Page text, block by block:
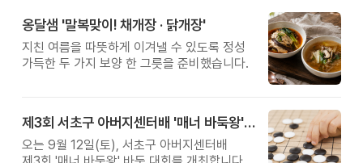
옹달샘 '말복맞이! 채개장 · 닭개장'
지친 여름을 따뜻하게 이겨낼 수 있도록 정성
가득한 두 가지 보양 한 그릇을 준비했습니다.
제3회 서초구 아버지센터배 '매너 바둑왕' 대회
오는 9월 12일(토), 서초구 아버지센터배